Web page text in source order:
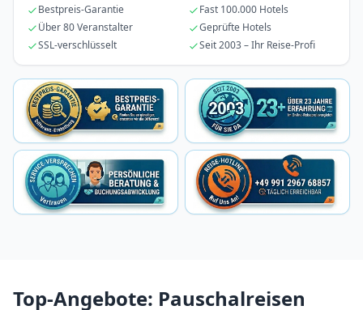
Bestpreis-Garantie
Fast 100.000 Hotels
Über 80 Veranstalter
Geprüfte Hotels
SSL-verschlüsselt
Seit 2003 – Ihr Reise-Profi
Top-Angebote: Pauschalreisen